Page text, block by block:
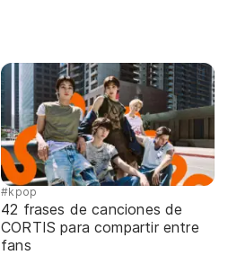
#kpop
42 frases de canciones de
CORTIS para compartir entre
fans